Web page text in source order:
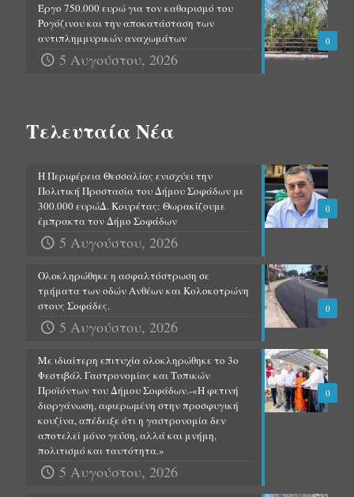
0
Έργο 750.000 ευρώ για τον καθαρισμό του
Ρογόζινου και την αποκατάσταση των
αντιπλημμυρικών αναχωμάτων
5 Αυγούστου, 2026
Τελευταία Νέα
0
Η Περιφέρεια Θεσσαλίας ενισχύει την
Πολιτική Προστασία του Δήμου Σοφάδων με
300.000 ευρώΔ. Κουρέτας: Θωρακίζουμε
έμπρακτα τον Δήμο Σοφάδων
5 Αυγούστου, 2026
0
Ολοκληρώθηκε η ασφαλτόστρωση σε
τμήματα των οδών Ανθέων και Κολοκοτρώνη
στους Σοφάδες.
5 Αυγούστου, 2026
0
Με ιδιαίτερη επιτυχία ολοκληρώθηκε το 3ο
Φεστιβάλ Γαστρονομίας και Τοπικών
Προϊόντων του Δήμου Σοφάδων.-«Η φετινή
διοργάνωση, αφιερωμένη στην προσφυγική
κουζίνα, απέδειξε ότι η γαστρονομία δεν
αποτελεί μόνο γεύση, αλλά και μνήμη,
πολιτισμό και ταυτότητα.»
5 Αυγούστου, 2026